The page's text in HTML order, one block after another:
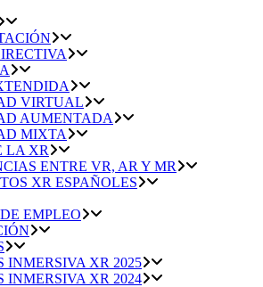
VIRTUAL
AUMENTADA
MIXTA
LA XR
ENTRE VR, AR Y MR
XR ESPAÑOLES
EMPLEO
INMERSIVA XR 2025
INMERSIVA XR 2024